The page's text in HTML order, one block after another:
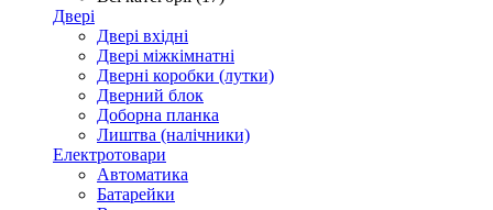
Двері
Двері вхідні
Двері міжкімнатні
Дверні коробки (лутки)
Дверний блок
Доборна планка
Лиштва (налічники)
Електротовари
Автоматика
Батарейки